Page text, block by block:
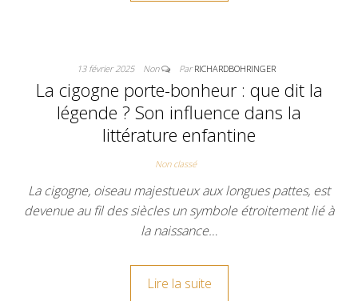
13 février 2025 Non ParRICHARDBOHRINGER
La cigogne porte-bonheur : que dit la
légende ? Son influence dans la
littérature enfantine
Non classé
La cigogne, oiseau majestueux aux longues pattes, est
devenue au fil des siècles un symbole étroitement lié à
la naissance…
Lire la suite